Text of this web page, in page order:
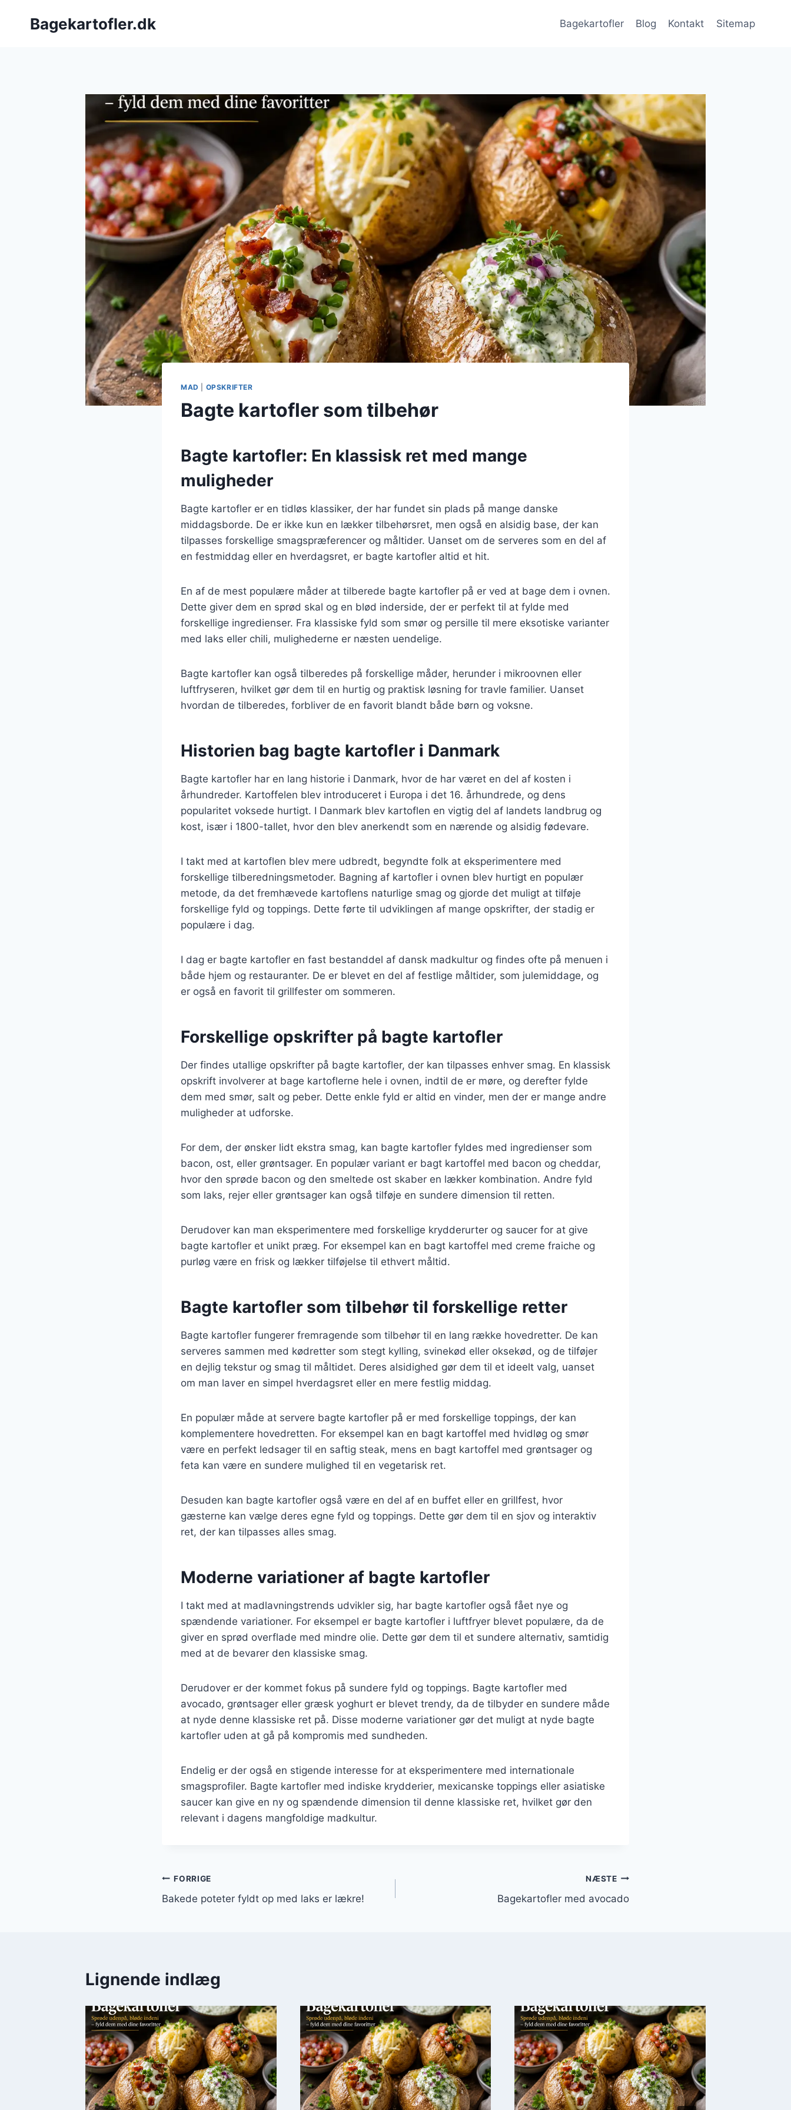
Bagekartofler.dk Bagekartofler Blog Kontakt Sitemap
MAD OPSKRIFTER
Bagte kartofler som tilbehør
Bagte kartofler: En klassisk ret med mange
muligheder
Bagte kartofler er en tidløs klassiker, der har fundet sin plads på mange danske
middagsborde. De er ikke kun en lækker tilbehørsret, men også en alsidig base, der kan
tilpasses forskellige smagspræferencer og måltider. Uanset om de serveres som en del af
en festmiddag eller en hverdagsret, er bagte kartofler altid et hit.
En af de mest populære måder at tilberede bagte kartofler på er ved at bage dem i ovnen.
Dette giver dem en sprød skal og en blød inderside, der er perfekt til at fylde med
forskellige ingredienser. Fra klassiske fyld som smør og persille til mere eksotiske varianter
med laks eller chili, mulighederne er næsten uendelige.
Bagte kartofler kan også tilberedes på forskellige måder, herunder i mikroovnen eller
luftfryseren, hvilket gør dem til en hurtig og praktisk løsning for travle familier. Uanset
hvordan de tilberedes, forbliver de en favorit blandt både børn og voksne.
Historien bag bagte kartofler i Danmark
Bagte kartofler har en lang historie i Danmark, hvor de har været en del af kosten i
århundreder. Kartoffelen blev introduceret i Europa i det 16. århundrede, og dens
popularitet voksede hurtigt. I Danmark blev kartoflen en vigtig del af landets landbrug og
kost, især i 1800-tallet, hvor den blev anerkendt som en nærende og alsidig fødevare.
I takt med at kartoflen blev mere udbredt, begyndte folk at eksperimentere med
forskellige tilberedningsmetoder. Bagning af kartofler i ovnen blev hurtigt en populær
metode, da det fremhævede kartoflens naturlige smag og gjorde det muligt at tilføje
forskellige fyld og toppings. Dette førte til udviklingen af mange opskrifter, der stadig er
populære i dag.
I dag er bagte kartofler en fast bestanddel af dansk madkultur og findes ofte på menuen i
både hjem og restauranter. De er blevet en del af festlige måltider, som julemiddage, og
er også en favorit til grillfester om sommeren.
Forskellige opskrifter på bagte kartofler
Der findes utallige opskrifter på bagte kartofler, der kan tilpasses enhver smag. En klassisk
opskrift involverer at bage kartoflerne hele i ovnen, indtil de er møre, og derefter fylde
dem med smør, salt og peber. Dette enkle fyld er altid en vinder, men der er mange andre
muligheder at udforske.
For dem, der ønsker lidt ekstra smag, kan bagte kartofler fyldes med ingredienser som
bacon, ost, eller grøntsager. En populær variant er bagt kartoffel med bacon og cheddar,
hvor den sprøde bacon og den smeltede ost skaber en lækker kombination. Andre fyld
som laks, rejer eller grøntsager kan også tilføje en sundere dimension til retten.
Derudover kan man eksperimentere med forskellige krydderurter og saucer for at give
bagte kartofler et unikt præg. For eksempel kan en bagt kartoffel med creme fraiche og
purløg være en frisk og lækker tilføjelse til ethvert måltid.
Bagte kartofler som tilbehør til forskellige retter
Bagte kartofler fungerer fremragende som tilbehør til en lang række hovedretter. De kan
serveres sammen med kødretter som stegt kylling, svinekød eller oksekød, og de tilføjer
en dejlig tekstur og smag til måltidet. Deres alsidighed gør dem til et ideelt valg, uanset
om man laver en simpel hverdagsret eller en mere festlig middag.
En populær måde at servere bagte kartofler på er med forskellige toppings, der kan
komplementere hovedretten. For eksempel kan en bagt kartoffel med hvidløg og smør
være en perfekt ledsager til en saftig steak, mens en bagt kartoffel med grøntsager og
feta kan være en sundere mulighed til en vegetarisk ret.
Desuden kan bagte kartofler også være en del af en buffet eller en grillfest, hvor
gæsterne kan vælge deres egne fyld og toppings. Dette gør dem til en sjov og interaktiv
ret, der kan tilpasses alles smag.
Moderne variationer af bagte kartofler
I takt med at madlavningstrends udvikler sig, har bagte kartofler også fået nye og
spændende variationer. For eksempel er bagte kartofler i luftfryer blevet populære, da de
giver en sprød overflade med mindre olie. Dette gør dem til et sundere alternativ, samtidig
med at de bevarer den klassiske smag.
Derudover er der kommet fokus på sundere fyld og toppings. Bagte kartofler med
avocado, grøntsager eller græsk yoghurt er blevet trendy, da de tilbyder en sundere måde
at nyde denne klassiske ret på. Disse moderne variationer gør det muligt at nyde bagte
kartofler uden at gå på kompromis med sundheden.
Endelig er der også en stigende interesse for at eksperimentere med internationale
smagsprofiler. Bagte kartofler med indiske krydderier, mexicanske toppings eller asiatiske
saucer kan give en ny og spændende dimension til denne klassiske ret, hvilket gør den
relevant i dagens mangfoldige madkultur.
Indlægsnavigation
FORRIGE
Bakede poteter fyldt op med laks er lækre!
NÆSTE
Bagekartofler med avocado
Lignende indlæg